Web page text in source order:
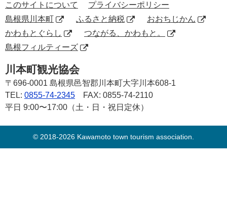
このサイトについて
プライバシーポリシー
島根県川本町
ふるさと納税
おおちじかん
かわもとぐらし
つながる、かわもと。
島根フィルティーズ
川本町観光協会
〒696-0001 島根県邑智郡川本町大字川本608-1
TEL: 0855-74-2345
FAX: 0855-74-2110
平日 9:00〜17:00（土・日・祝日定休）
© 2018-2026 Kawamoto town tourism association.